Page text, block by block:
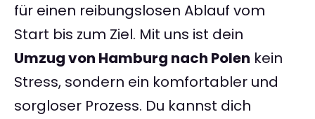
für einen reibungslosen Ablauf vom
Start bis zum Ziel. Mit uns ist dein
Umzug von Hamburg nach Polen kein
Stress, sondern ein komfortabler und
sorgloser Prozess. Du kannst dich